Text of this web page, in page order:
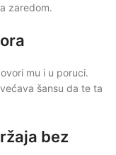
zaredom.
mu i u poruci.
šansu da te ta
bez